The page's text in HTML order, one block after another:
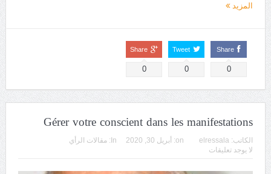
المزيد
Share
0
Tweet
0
Share
0
Gérer votre conscient dans les manifestations
الكاتب: elressala
on: أبريل 30, 2020 In: مقالات الرأي
لا يوجد تعليقات